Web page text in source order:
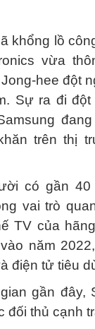
khổng lồ
vừa
hee đột
Sự ra đi đột
trên thị
có gần
vai trò
TV của
năm
điện tử tiêu
gần đây,
đối thủ cạnh